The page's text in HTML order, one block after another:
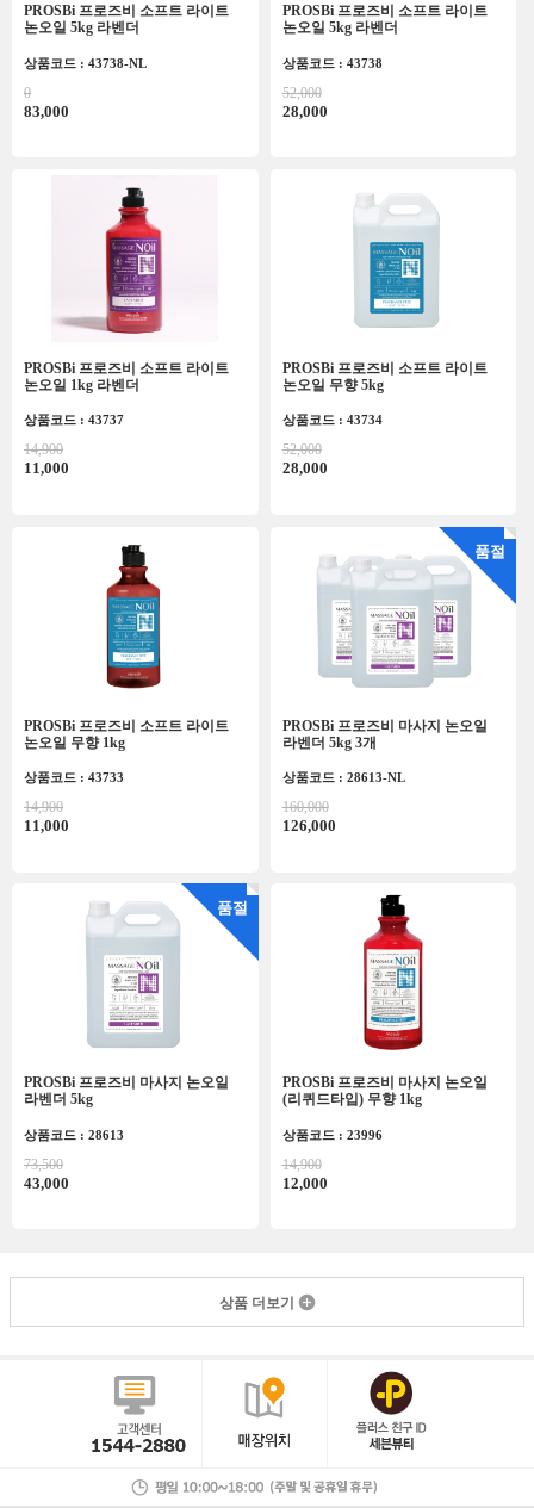
PROSBi 프로즈비 소프트 라이트
논오일 5kg 라벤더
상품코드 : 43738-NL
0
83,000
PROSBi 프로즈비 소프트 라이트
논오일 5kg 라벤더
상품코드 : 43738
52,000
28,000
PROSBi 프로즈비 소프트 라이트
논오일 1kg 라벤더
상품코드 : 43737
14,900
11,000
PROSBi 프로즈비 소프트 라이트
논오일 무향 5kg
상품코드 : 43734
52,000
28,000
PROSBi 프로즈비 소프트 라이트
논오일 무향 1kg
상품코드 : 43733
14,900
11,000
품절
PROSBi 프로즈비 마사지 논오일
라벤더 5kg 3개
상품코드 : 28613-NL
160,000
126,000
품절
PROSBi 프로즈비 마사지 논오일
라벤더 5kg
상품코드 : 28613
73,500
43,000
PROSBi 프로즈비 마사지 논오일
(리퀴드타입) 무향 1kg
상품코드 : 23996
14,900
12,000
상품 더보기